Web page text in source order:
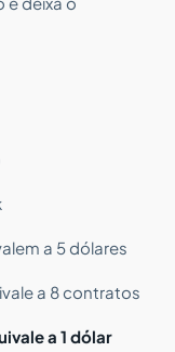
a 5 dólares
a 8 contratos
a 1 dólar